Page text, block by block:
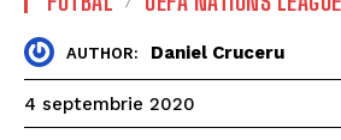
AUTHOR: Daniel Cruceru
4 septembrie 2020